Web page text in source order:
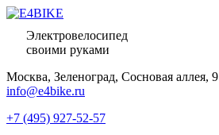
Электровелосипед
своими руками
Москва, Зеленоград, Сосновая аллея, 9
info@e4bike.ru
+7 (495) 927-52-57